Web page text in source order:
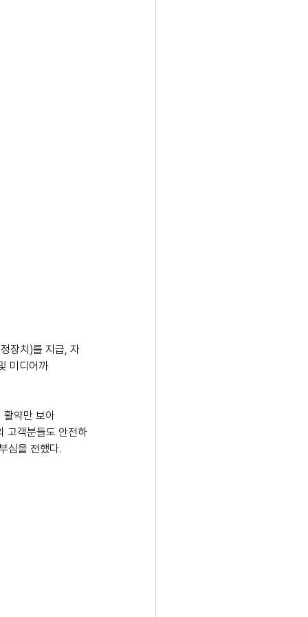
장치)를 지급, 자
미디어까
활약만 보아
고객분들도 안전하
심을 전했다.